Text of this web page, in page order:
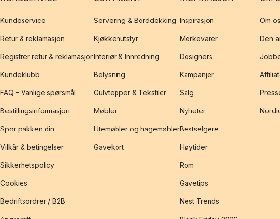
Kundeservice
Retur & reklamasjon
Registrer retur & reklamasjon
Kundeklubb
FAQ – Vanlige spørsmål
Bestillingsinformasjon
Spor pakken din
Vilkår & betingelser
Sikkerhetspolicy
Cookies
Bedriftsordrer / B2B
Servering & Borddekking
Kjøkkenutstyr
Interiør & Innredning
Belysning
Gulvtepper & Tekstiler
Møbler
Utemøbler og hagemøbler
Gavekort
Inspirasjon
Merkevarer
Designers
Kampanjer
Salg
Nyheter
Bestselgere
Høytider
Rom
Gavetips
Nest Trends
Om
Den